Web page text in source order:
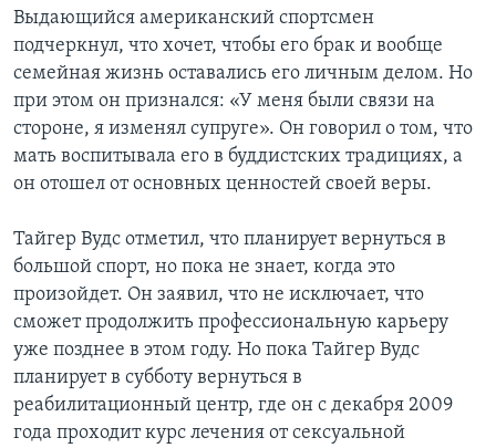
СОЦИАЛЬНЫЕ СЕТИ
Языки
Выдающийся американский спортсмен
подчеркнул, что хочет, чтобы его брак и вообще
семейная жизнь оставались его личным делом. Но
при этом он признался: «У меня были связи на
стороне, я изменял супруге». Он говорил о том, что
мать воспитывала его в буддистских традициях, а
он отошел от основных ценностей своей веры.
Тайгер Вудс отметил, что планирует вернуться в
большой спорт, но пока не знает, когда это
произойдет. Он заявил, что не исключает, что
сможет продолжить профессиональную карьеру
уже позднее в этом году. Но пока Тайгер Вудс
планирует в субботу вернуться в
реабилитационный центр, где он с декабря 2009
года проходит курс лечения от сексуальной